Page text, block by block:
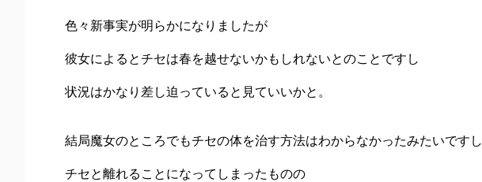
色々新事実が明らかになりましたが
彼女によるとチセは春を越せないかもしれないとのことですし
状況はかなり差し迫っていると見ていいかと。
結局魔女のところでもチセの体を治す方法はわからなかったみたいですし
チセと離れることになってしまったものの